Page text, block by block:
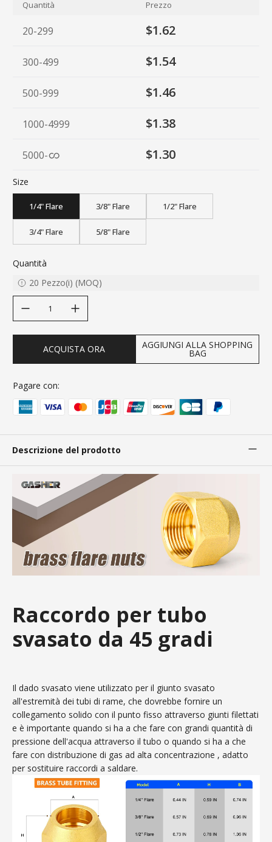
Quantità Prezzo
20-299 $1.62
300-499 $1.54
500-999 $1.46
1000-4999 $1.38
5000- $1.30
Size
1/4" Flare 3/8" Flare 1/2" Flare
3/4" Flare 5/8" Flare
Quantità
20 Pezzo(i) (MOQ)
ACQUISTA ORA AGGIUNGI ALLA SHOPPING
BAG
Pagare con:
Descrizione del prodotto
Raccordo per tubo
svasato da 45 gradi
Il dado svasato viene utilizzato per il giunto svasato
all'estremità dei tubi di rame, che dovrebbe fornire un
collegamento solido con il punto fisso attraverso giunti filettati
e è importante quando si ha a che fare con grandi quantità di
pressione dell'acqua attraverso il tubo o quando si ha a che
fare con distribuzione di gas ad alta concentrazione , adatto
per sostituire raccordi a saldare.